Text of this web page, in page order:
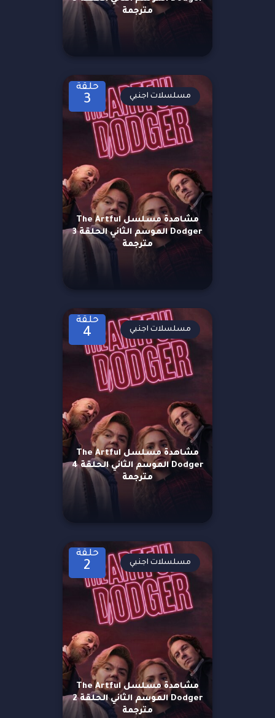
مترجمة
حلقة
3
مشاهدة مسلسل The Artful
Dodger الموسم الثاني الحلقة 3
مترجمة
مسلسلات اجنبي
حلقة
4
مشاهدة مسلسل The Artful
Dodger الموسم الثاني الحلقة 4
مترجمة
مسلسلات اجنبي
حلقة
2
مشاهدة مسلسل The Artful
Dodger الموسم الثاني الحلقة 2
مترجمة
مسلسلات اجنبي